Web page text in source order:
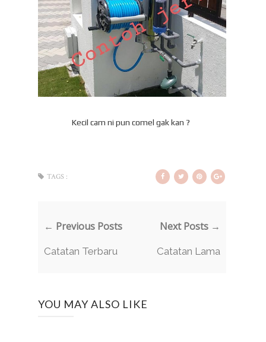
Kecil cam ni pun comel gak kan ?
TAGS :
← Previous Posts
Catatan Terbaru
Next Posts →
Catatan Lama
YOU MAY ALSO LIKE